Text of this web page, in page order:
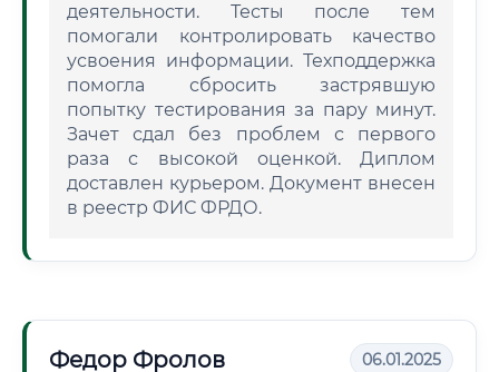
деятельности. Тесты после тем
помогали контролировать качество
усвоения информации. Техподдержка
помогла сбросить застрявшую
попытку тестирования за пару минут.
Зачет сдал без проблем с первого
раза с высокой оценкой. Диплом
доставлен курьером. Документ внесен
в реестр ФИС ФРДО.
Федор Фролов 06.01.2025